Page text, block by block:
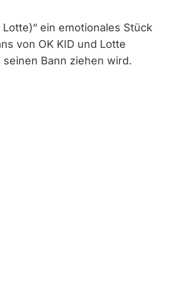
ein emotionales Stück
von OK KID und Lotte
Bann ziehen wird.